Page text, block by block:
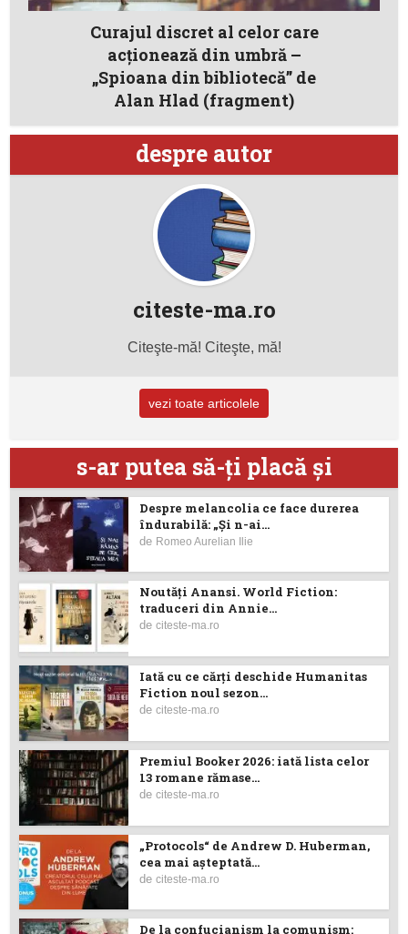
Curajul discret al celor care
acționează din umbră –
„Spioana din bibliotecă” de
Alan Hlad (fragment)
despre autor
citeste-ma.ro
Citeşte-mă! Citeşte, mă!
vezi toate articolele
s-ar putea să-ţi placă şi
Despre melancolia ce face durerea
îndurabilă: „Și n-ai...
de Romeo Aurelian Ilie
Noutăţi Anansi. World Fiction:
traduceri din Annie...
deciteste-ma.ro
Iată cu ce cărţi deschide Humanitas
Fiction noul sezon...
deciteste-ma.ro
Premiul Booker 2026: iată lista celor
13 romane rămase...
deciteste-ma.ro
„Protocols“ de Andrew D. Huberman,
cea mai așteptată...
deciteste-ma.ro
De la confucianism la comunism: